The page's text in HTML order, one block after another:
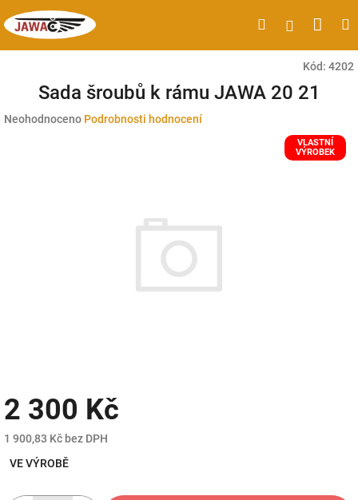
na
obsah
HledatPřihlášení
Kód: 4202
Sada šroubů k rámu JAWA 20 21
Průměrné
Neohodnoceno Podrobnosti hodnocení
VLASTNÍ
VÝROBEK
2 300 Kč
1 900,83 Kč bez DPH
cena:
VE VÝROBĚ